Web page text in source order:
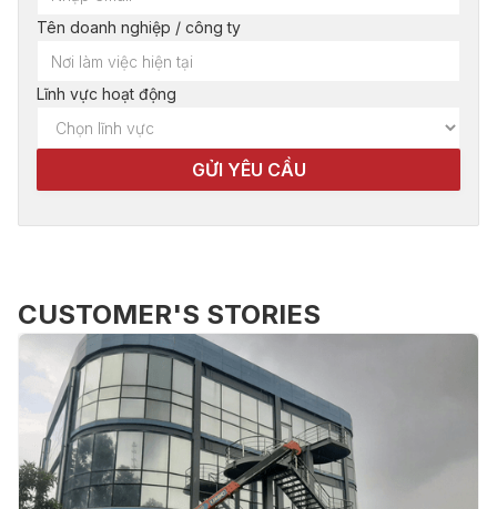
Tên doanh nghiệp / công ty
Lĩnh vực hoạt động
CUSTOMER'S STORIES